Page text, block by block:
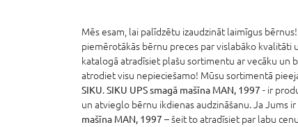
Mēs esam, lai palīdzētu izaudzināt laimīgus
piemērotākās bērnu preces par vislabāko kvalitāti
katalogā atradīsiet plašu sortimentu ar vecāku un
atrodiet visu nepieciešamo! Mūsu sortimentā
SIKU.SIKU UPS smagā mašīna MAN, 1997 - ir
un atvieglo bērnu ikdienas audzināšanu. Ja Jums
mašīna MAN, 1997 – šeit to atradīsiet par labu